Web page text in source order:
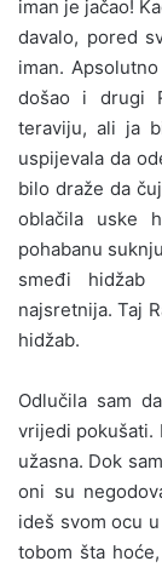
iman je jačao!
davalo, pored
iman.
došao i drugi
teraviju, ali ja
uspijevala da
bilo draže da
oblačila uske
pohabanu
smeđi
najsretnija. Taj
hidžab.
Odlučila sam
vrijedi pokušati.
užasna. Dok
oni su
ideš svom ocu
tobom šta